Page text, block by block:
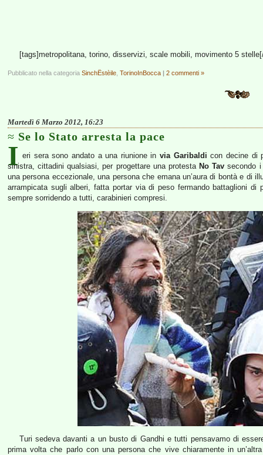
[tags]metropolitana, torino, disservizi, scale mobili, movimento 5
Pubblicato nella categoria SinchËstèile TorinoInBocca | 2 commenti »
Martedì 6 Marzo 2012, 16:23
Se lo Stato arresta la pace
I eri sera sono andato a una riunione invia Garibaldi con decine di
sinistra, cittadini qualsiasi, per progettare una protesta No Tav secondo
una persona eccezionale, una persona che emana un’aura di bontà e di
arrampicata sugli alberi, fatta portar via di peso fermando battaglioni
sempre sorridendo a tutti, carabinieri compresi.
Turi sedeva davanti a un busto di Gandhi e tutti pensavamo di
prima volta che parlo con una persona che vive chiaramente in